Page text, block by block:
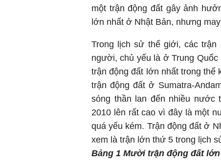
một trận động đất gây ảnh
lớn nhất ở Nhật Bản, nhưng
Trong lịch sử thế giới, các
người, chủ yếu là ở Trung
trận động đất lớn nhất trong thế
trận động đất ở Sumatra-
sóng thần lan đến nhiều
2010 lên rất cao vì đây là một
quá yếu kém. Trận động đất ở
xem là trận lớn thứ 5 trong lịch
Bảng 1 Mười trận động đất